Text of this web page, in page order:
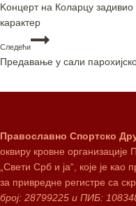
Kонцерт на Коларцу задивио
карактер
Следећи
Предавање у сали
Православно Спортско
оквиру кровне
„Свети Срб и ја“, које је
за привредне регистре са
број: 28799225 и ПИБ: